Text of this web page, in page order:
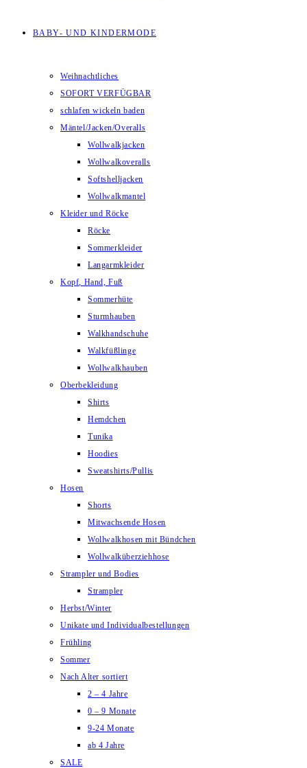
BABY- UND KINDERMODE
Weihnachtliches
SOFORT VERFÜGBAR
schlafen wickeln baden
Mäntel/Jacken/Overalls
Wollwalkjacken
Wollwalkoveralls
Softshelljacken
Wollwalkmantel
Kleider und Röcke
Röcke
Sommerkleider
Langarmkleider
Kopf, Hand, Fuß
Sommerhüte
Sturmhauben
Walkhandschuhe
Walkfüßlinge
Wollwalkhauben
Oberbekleidung
Shirts
Hemdchen
Tunika
Hoodies
Sweatshirts/Pullis
Hosen
Shorts
Mitwachsende Hosen
Wollwalkhosen mit Bündchen
Wollwalküberziehhose
Strampler und Bodies
Strampler
Herbst/Winter
Unikate und Individualbestellungen
Frühling
Sommer
Nach Alter sortiert
2 – 4 Jahre
0 – 9 Monate
9-24 Monate
ab 4 Jahre
SALE